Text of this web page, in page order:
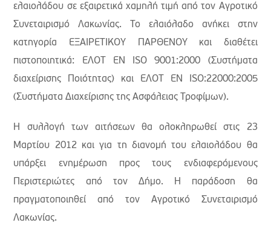
ελαιολάδου σε εξαιρετικά χαμηλή τιμή από τον Αγροτικό
Συνεταιρισμό Λακωνίας. Το ελαιόλαδο ανήκει στην
κατηγορία ΕΞΑΙΡΕΤΙΚΟΥ ΠΑΡΘΕΝΟΥ και διαθέτει
πιστοποιητικά: ΕΛΟΤ EN ISO 9001:2000 (Συστήματα
διαχείρισης Ποιότητας) και ΕΛΟΤ EN ISO:22000:2005
(Συστήματα Διαχείρισης της Ασφάλειας Τροφίμων).
Η συλλογή των αιτήσεων θα ολοκληρωθεί στις 23
Μαρτίου 2012 και για τη διανομή του ελαιολάδου θα
υπάρξει ενημέρωση προς τους ενδιαφερόμενους
Περιστεριώτες από τον Δήμο. Η παράδοση θα
πραγματοποιηθεί από τον Αγροτικό Συνεταιρισμό
Λακωνίας.